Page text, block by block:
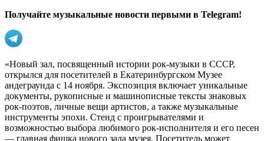
Получайте музыкальные новости первыми в Telegram!
«Новый зал, посвященный истории рок-музыки в СССР,
открылся для посетителей в Екатеринбургском Музее
андеграунда с 14 ноября. Экспозиция включает уникальные
документы, рукописные и машинописные тексты знаковых
рок-поэтов, личные вещи артистов, а также музыкальные
инструменты эпохи. Стенд с проигрывателями и
возможностью выбора любимого рок-исполнителя и его песен
— главная фишка нового зала музея. Посетитель может